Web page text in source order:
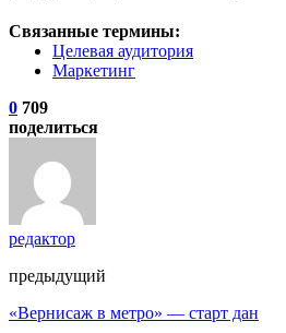
Связанные термины:
Целевая аудитория
Маркетинг
0 709
поделиться
редактор
предыдущий
«Вернисаж в метро» — старт дан